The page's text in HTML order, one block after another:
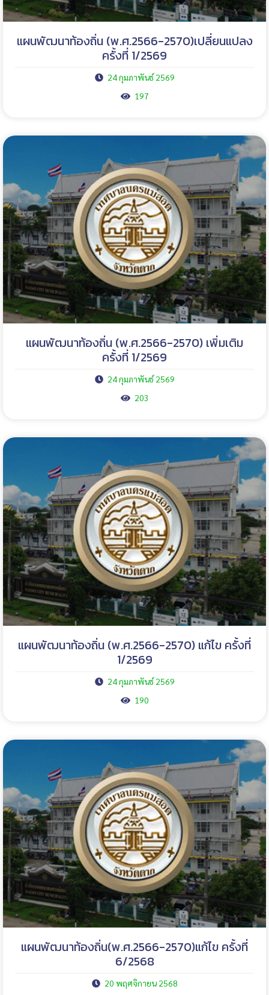
แผนพัฒนาท้องถิ่น (พ.ศ.2566-2570)เปลี่ยนแปลง
ครั้งที่ 1/2569
24 กุมภาพันธ์ 2569
197
แผนพัฒนาท้องถิ่น (พ.ศ.2566-2570) เพิ่มเติม
ครั้งที่ 1/2569
24 กุมภาพันธ์ 2569
203
แผนพัฒนาท้องถิ่น (พ.ศ.2566-2570) แก้ไข ครั้งที่
1/2569
24 กุมภาพันธ์ 2569
190
แผนพัฒนาท้องถิ่น(พ.ศ.2566-2570)แก้ไข ครั้งที่
6/2568
20 พฤศจิกายน 2568